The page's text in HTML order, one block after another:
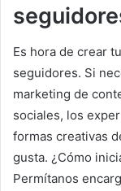
Es hora de crear
seguidores. Si
marketing de
sociales, los
formas creativas
gusta. ¿Cómo
Permítanos